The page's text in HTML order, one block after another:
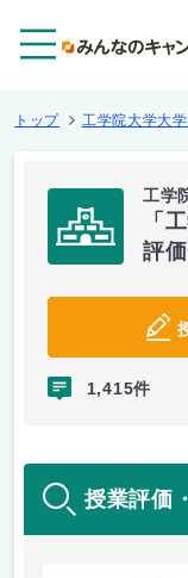
トップ 工学院大学大
工学
「
評
1,415件
授業評価